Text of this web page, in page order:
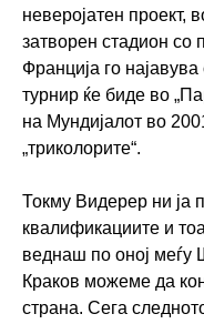
неверојатен проект,
затворен стадион со
Франција го
турнир ќе биде во
на Мундијалот во
„триколорите“.
Токму Видерер ни ја
квалификациите и
веднаш по оној меѓу
Краков можеме да
страна. Сега